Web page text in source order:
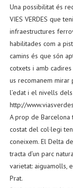
Una possibilitat és
VIES VERDES que
infraestructures
habilitades com a
camins és que són
cotxets i amb
us recomanem
l’edat i el nivells
http://
A prop de Barcelona
costat del col·legi
coneixem. El Delta
tracta d’un parc
varietat: aiguamolls,
Prat.